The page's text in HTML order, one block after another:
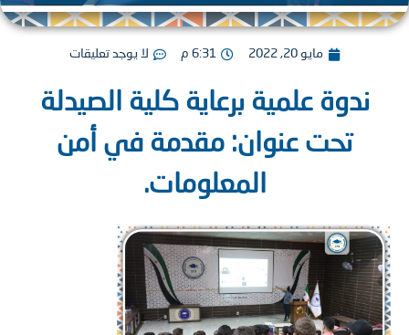
مايو 20, 2022 6:31 م لا يوجد تعليقات
ندوة علمية برعاية كلية الصيدلة
تحت عنوان: مقدمة في أمن
المعلومات.